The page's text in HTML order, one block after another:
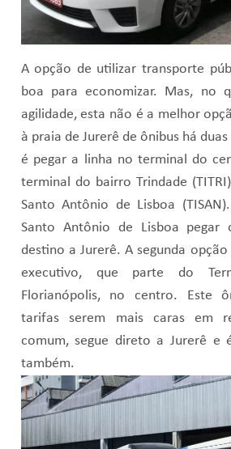
A opção de utilizar transporte
boa para economizar. Mas, no
agilidade, esta não é a melhor
à praia de Jurerê de ônibus há
é pegar a linha no terminal do
terminal do bairro Trindade
Santo Antônio de Lisboa
Santo Antônio de Lisboa pegar
destino a Jurerê. A segunda
executivo, que parte do
Florianópolis, no centro. Este
tarifas serem mais caras em
comum, segue direto a Jurerê e
também.